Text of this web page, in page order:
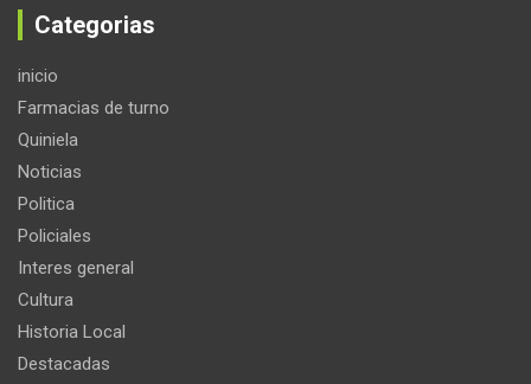
Categorias
inicio
Farmacias de turno
Quiniela
Noticias
Politica
Policiales
Interes general
Cultura
Historia Local
Destacadas